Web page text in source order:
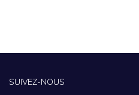
SUIVEZ-NOUS